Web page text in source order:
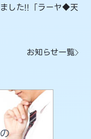
した!!「ラーヤ◆天
お知らせ一覧